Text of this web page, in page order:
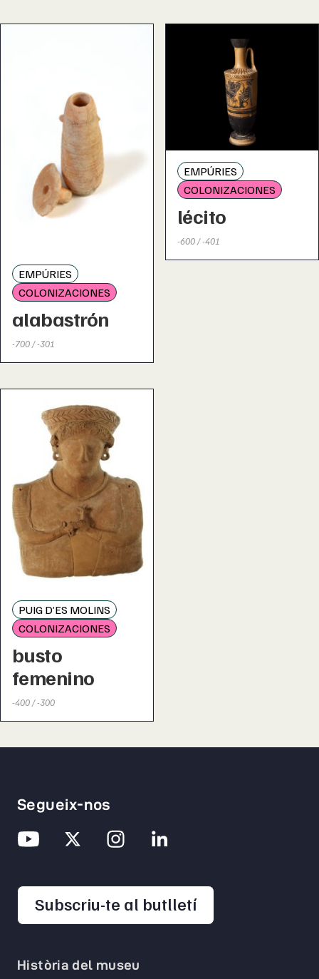
EMPÚRIES
COLONIZACIONES
alabastrón
-700 / -301
EMPÚRIES
COLONIZACIONES
lécito
-600 / -401
PUIG D’ES MOLINS
COLONIZACIONES
busto
femenino
-400 / -300
Història del museu
Segueix-nos
Subscriu-te al butlletíopens in a new